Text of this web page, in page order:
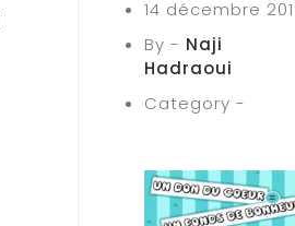
14 décembre
By - Naji
Hadraoui
Category -